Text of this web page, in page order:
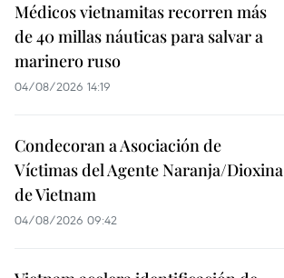
Médicos vietnamitas recorren más
de 40 millas náuticas para salvar a
marinero ruso
04/08/2026 14:19
Condecoran a Asociación de
Víctimas del Agente Naranja/Dioxina
de Vietnam
04/08/2026 09:42